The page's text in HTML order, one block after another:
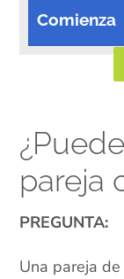
Comienza
pareja
PREGUNTA:
Una pareja